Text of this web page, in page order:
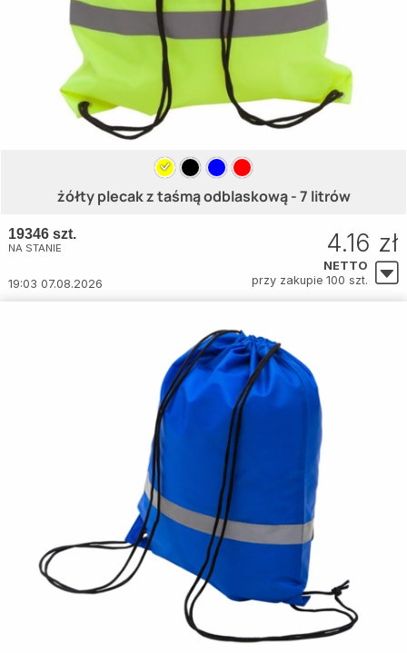
żółty plecak z taśmą odblaskową - 7 litrów
19346 szt.
NA STANIE
19:03 07.08.2026
4.16 zł
NETTO
przy zakupie 100 szt.